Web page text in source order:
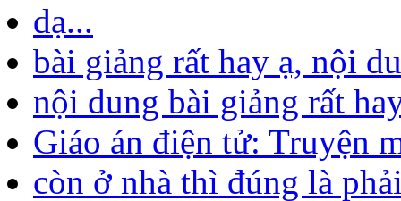
dạ...
bài giảng rất hay ạ, nội
nội dung bài giảng rất
Giáo án điện tử: Truyện
còn ở nhà thì đúng là